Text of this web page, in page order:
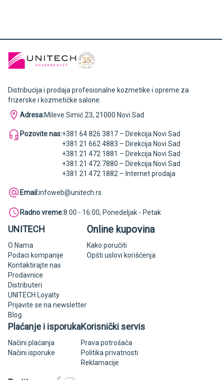
Distribucija i prodaja profesionalne kozmetike i opreme za
frizerske i kozmetičke salone.
Adresa:Mileve Simić 23, 21000 Novi Sad
Pozovite nas:+381 64 826 3817 – Direkcija Novi Sad
+381 21 662 4883 – Direkcija Novi Sad
+381 21 472 1881 – Direkcija Novi Sad
+381 21 472 7880 – Direkcija Novi Sad
+381 21 472 1882 – Internet prodaja
Email:infoweb@unitech.rs
Radno vreme:8:00 - 16:00, Ponedeljak - Petak
UNITECH
O Nama
Podaci kompanije
Kontaktirajte nas
Prodavnice
Distributeri
UNITECH Loyalty
Prijavite se na newsletter
Blog
Online kupovina
Kako poručiti
Opšti uslovi korišćenja
Plaćanje i isporuka
Načini plaćanja
Načini isporuke
Korisnički servis
Prava potrošača
Politika privatnosti
Reklamacije